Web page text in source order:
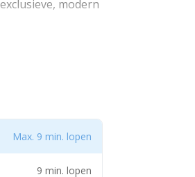
modern
deels
Max. 9 min. lopen
9 min. lopen